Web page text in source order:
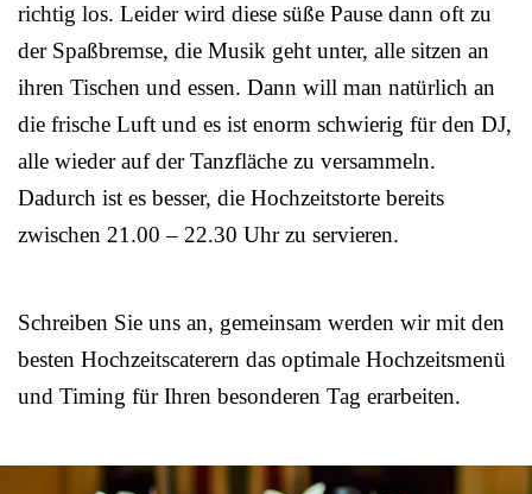
richtig los. Leider wird diese süße Pause dann oft zu
der Spaßbremse, die Musik geht unter, alle sitzen an
ihren Tischen und essen. Dann will man natürlich an
die frische Luft und es ist enorm schwierig für den DJ,
alle wieder auf der Tanzfläche zu versammeln.
Dadurch ist es besser, die Hochzeitstorte bereits
zwischen 21.00 – 22.30 Uhr zu servieren.
Schreiben Sie uns an, gemeinsam werden wir mit den
besten Hochzeitscaterern das optimale Hochzeitsmenü
und Timing für Ihren besonderen Tag erarbeiten.